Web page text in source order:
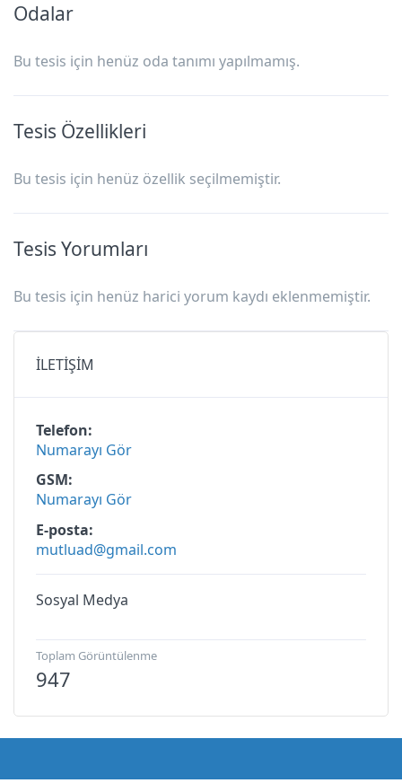
Odalar
Bu tesis için henüz oda tanımı yapılmamış.
Tesis Özellikleri
Bu tesis için henüz özellik seçilmemiştir.
Tesis Yorumları
Bu tesis için henüz harici yorum kaydı eklenmemiştir.
İLETİŞİM
Telefon
Numarayı Gör
GSM
Numarayı Gör
E-posta
mutluad@gmail.com
Sosyal Medya
Toplam Görüntülenme
947